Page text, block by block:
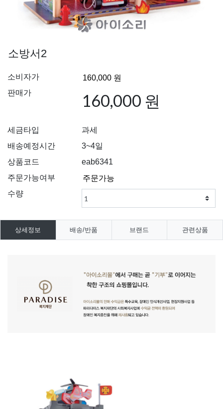
소방서2
소비자가
판매가
160,000 원
세금타입
과세
배송예정시간
3~4일
상품코드
eab6341
주문가능여부
수량
상세정보 배송/반품 브랜드 관련상품